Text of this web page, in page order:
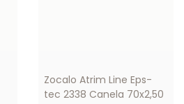
Zocalo Atrim Line Eps-
tec 2338 Canela 70x2,50